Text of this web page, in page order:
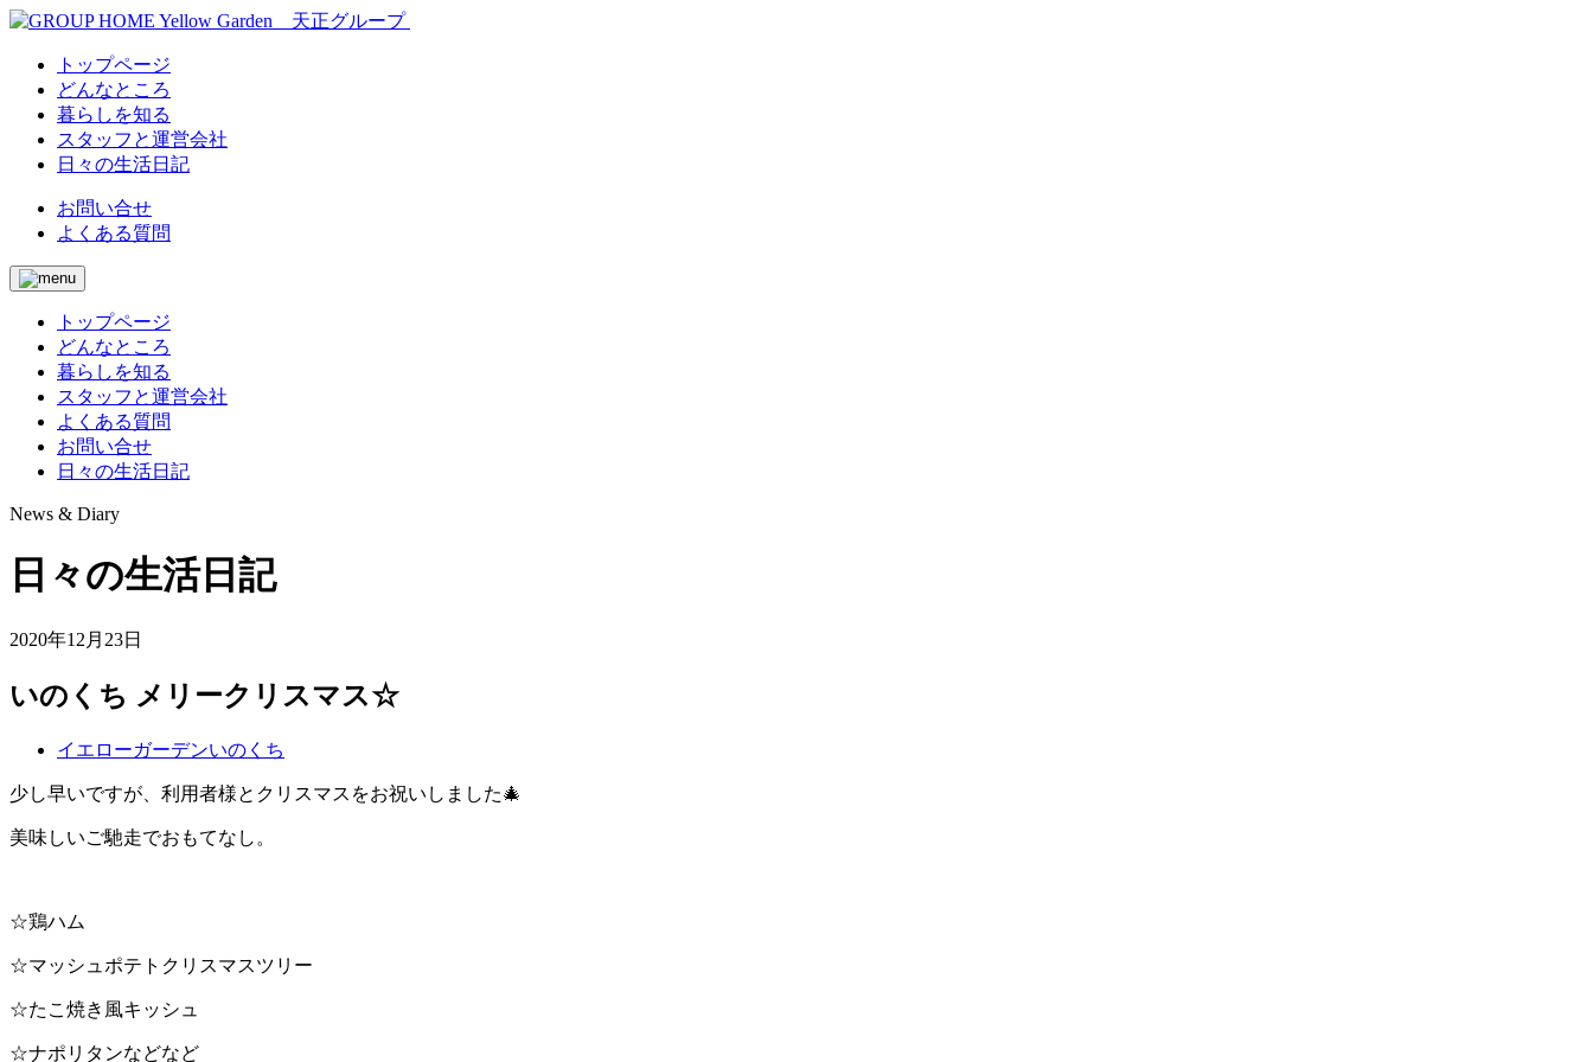
トップページ
どんなところ
暮らしを知る
スタッフと運営会社
日々の生活日記
お問い合せ
よくある質問
トップページ
どんなところ
暮らしを知る
スタッフと運営会社
よくある質問
お問い合せ
日々の生活日記
News & Diary
日々の生活日記
2020年12月23日
いのくち メリークリスマス☆
イエローガーデンいのくち
少し早いですが、利用者様とクリスマスをお祝いしました🎄
美味しいご馳走でおもてなし。
☆鶏ハム
☆マッシュポテトクリスマスツリー
☆たこ焼き風キッシュ
☆ナポリタンなどなど